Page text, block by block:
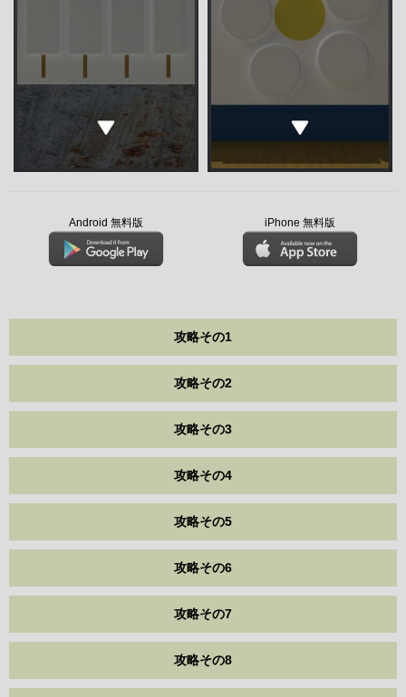
Android 無料版 iPhone 無料版
攻略その1
攻略その2
攻略その3
攻略その4
攻略その5
攻略その6
攻略その7
攻略その8